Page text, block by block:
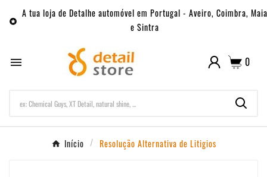

A tua loja de Detalhe automóvel em Portugal - Aveiro, Coimbra, Maia
e Sintra
 0
Início Resolução Alternativa de Litigios